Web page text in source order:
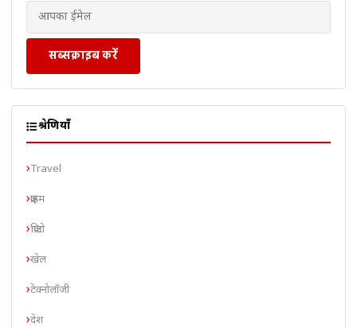
सब्सक्राइब करें
श्रेणियाँ
Travel
क्राइम
क्रिप्टो
खेल
टेक्नोलॉजी
देश